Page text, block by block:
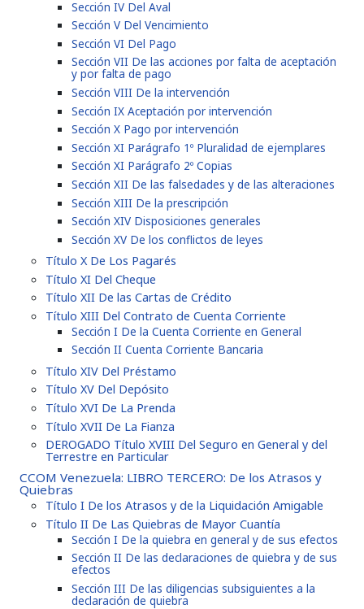
Sección IV Del Aval
Sección V Del Vencimiento
Sección VI Del Pago
Sección VII De las acciones por falta de aceptación
y por falta de pago
Sección VIII De la intervención
Sección IX Aceptación por intervención
Sección X Pago por intervención
Sección XI Parágrafo 1º Pluralidad de ejemplares
Sección XI Parágrafo 2º Copias
Sección XII De las falsedades y de las alteraciones
Sección XIII De la prescripción
Sección XIV Disposiciones generales
Sección XV De los conflictos de leyes
Título X De Los Pagarés
Título XI Del Cheque
Título XII De las Cartas de Crédito
Título XIII Del Contrato de Cuenta Corriente
Sección I De la Cuenta Corriente en General
Sección II Cuenta Corriente Bancaria
Título XIV Del Préstamo
Título XV Del Depósito
Título XVI De La Prenda
Título XVII De La Fianza
DEROGADO Título XVIII Del Seguro en General y del
Terrestre en Particular
CCOM Venezuela: LIBRO TERCERO: De los Atrasos y
Quiebras
Título I De los Atrasos y de la Liquidación Amigable
Título II De Las Quiebras de Mayor Cuantía
Sección I De la quiebra en general y de sus efectos
Sección II De las declaraciones de quiebra y de sus
efectos
Sección III De las diligencias subsiguientes a la
declaración de quiebra